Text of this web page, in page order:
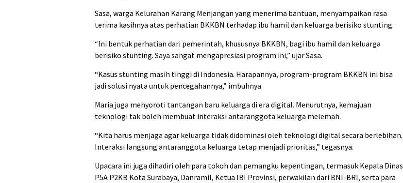
Sasa, warga Kelurahan Karang Menjangan yang menerima bantuan, menyampaikan rasa
terima kasihnya atas perhatian BKKBN terhadap ibu hamil dan keluarga berisiko stunting.
“Ini bentuk perhatian dari pemerintah, khususnya BKKBN, bagi ibu hamil dan keluarga
berisiko stunting. Saya sangat mengapresiasi program ini,” ujar Sasa.
“Kasus stunting masih tinggi di Indonesia. Harapannya, program-program BKKBN ini bisa
jadi solusi nyata untuk pencegahannya,” imbuhnya.
Maria juga menyoroti tantangan baru keluarga di era digital. Menurutnya, kemajuan
teknologi tak boleh membuat interaksi antaranggota keluarga melemah.
“Kita harus menjaga agar keluarga tidak didominasi oleh teknologi digital secara berlebihan.
Interaksi langsung antaranggota keluarga tetap menjadi prioritas,” tegasnya.
Upacara ini juga dihadiri oleh para tokoh dan pemangku kepentingan, termasuk Kepala Dinas
P5A P2KB Kota Surabaya, Danramil, Ketua IBI Provinsi, perwakilan dari BNI-BRI, serta para